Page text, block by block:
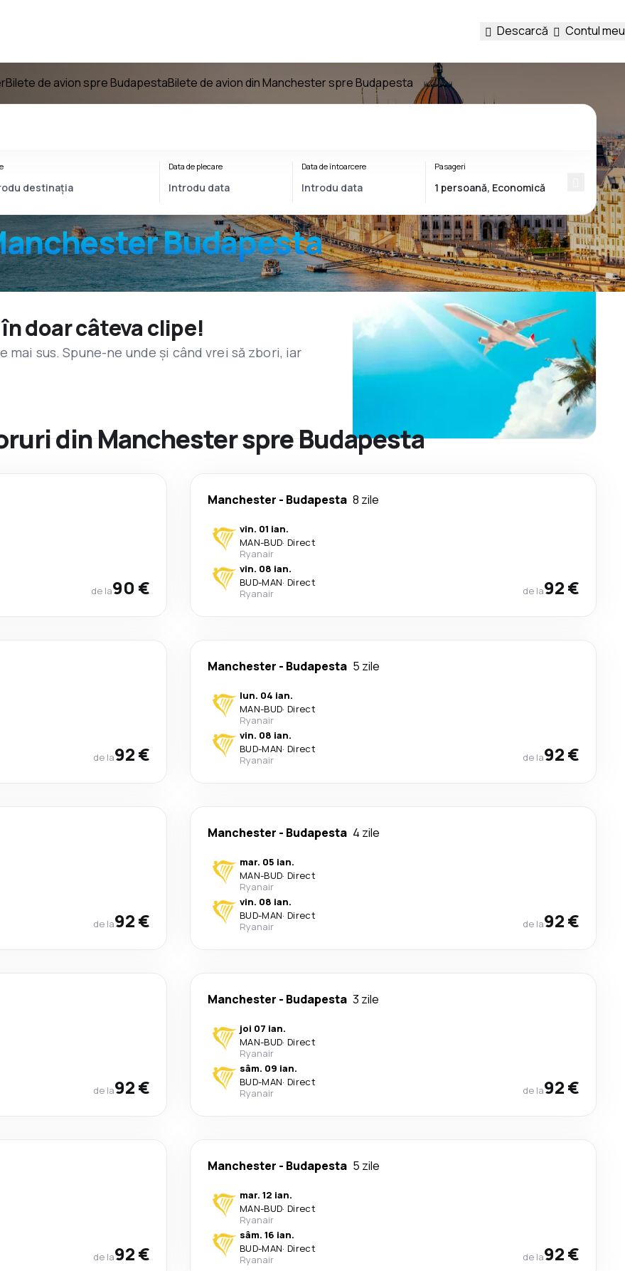
Descarcă Contul meu
Bilete de avion spre BudapestaBilete de avion din Manchester spre Budapesta
Budapesta
Data de plecare Data de întoarcere Pasageri
doar câteva clipe!
sus. Spune-ne unde și când vrei să zbori, iar
din Manchester spre Budapesta
de la90 €
Manchester - Budapesta 8 zile
vin. 01 ian.
MAN-BUD· Direct
Ryanair
vin. 08 ian.
BUD-MAN· Direct
Ryanair
de la92 €
de la92 €
Manchester - Budapesta 5 zile
lun. 04 ian.
MAN-BUD· Direct
Ryanair
vin. 08 ian.
BUD-MAN· Direct
Ryanair
de la92 €
de la92 €
Manchester - Budapesta 4 zile
mar. 05 ian.
MAN-BUD· Direct
Ryanair
vin. 08 ian.
BUD-MAN· Direct
Ryanair
de la92 €
de la92 €
Manchester - Budapesta 3 zile
joi 07 ian.
MAN-BUD· Direct
Ryanair
sâm. 09 ian.
BUD-MAN· Direct
Ryanair
de la92 €
de la92 €
Manchester - Budapesta 5 zile
mar. 12 ian.
MAN-BUD· Direct
Ryanair
sâm. 16 ian.
BUD-MAN· Direct
Ryanair
de la92 €